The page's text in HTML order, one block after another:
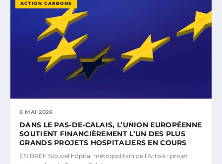
ACTION CARBONE
6 MAI 2026
DANS LE PAS-DE-CALAIS, L’UNION EUROPÉENNE
SOUTIENT FINANCIÈREMENT L’UN DES PLUS
GRANDS PROJETS HOSPITALIERS EN COURS
EN BREF Nouvel hôpital métropolitain de l’Artois : projet